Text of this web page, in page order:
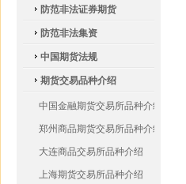
防范非法证券期货
防范非法集资
中国期货法规
期货交易品种介绍
中国金融期货交易所品种介绍
郑州商品期货交易所品种介绍
大连商品交易所品种介绍
上海期货交易所品种介绍